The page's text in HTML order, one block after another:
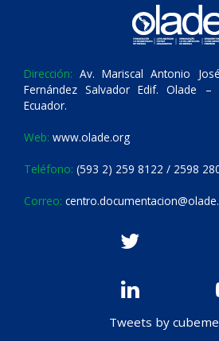
Dirección: Av. Mariscal Antonio
Fernández Salvador Edif. Olade
Ecuador.
Web: www.olade.org
Teléfono: (593 2) 259 8122 / 2598
Correo:
Tweets by